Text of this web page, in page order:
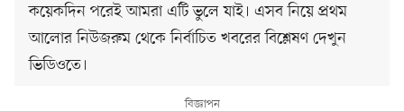
কয়েকদিন পরেই আমরা এটি ভুলে যাই। এসব নিয়ে প্রথম
আলোর নিউজরুম থেকে নির্বাচিত খবরের বিশ্লেষণ দেখুন
ভিডিওতে।